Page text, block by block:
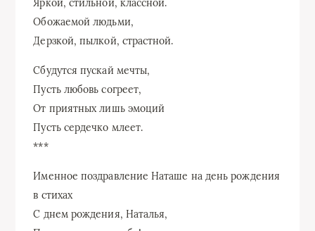
Яркой, стильной, классной.
Обожаемой людьми,
Дерзкой, пылкой, страстной.
Сбудутся пускай мечты,
Пусть любовь согреет,
От приятных лишь эмоций
Пусть сердечко млеет.
***
Именное поздравление Наташе на день рождения
в стихах
С днем рождения, Наталья,